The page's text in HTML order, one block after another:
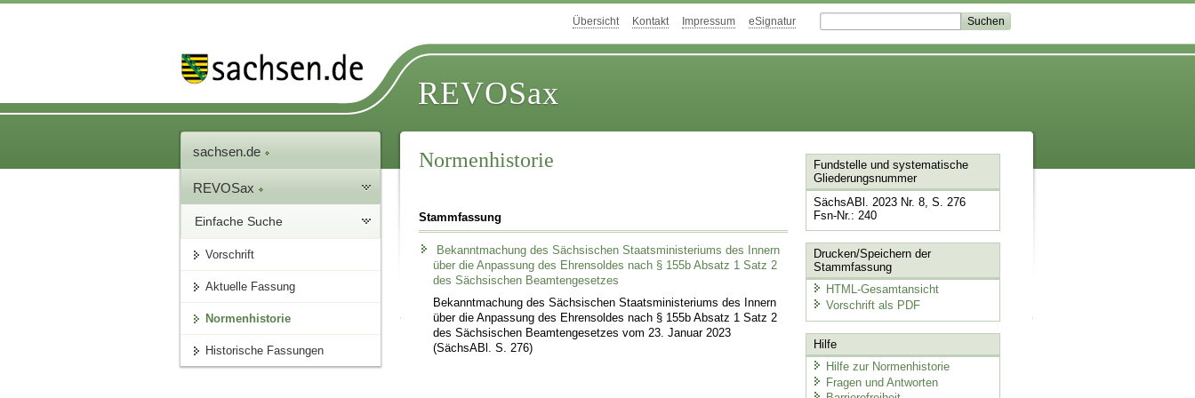
Übersicht Kontakt Impressum eSignatur
REVOSax
sachsen.de
REVOSax
Einfache Suche
Vorschrift
Aktuelle Fassung
Normenhistorie
Historische Fassungen
Normenhistorie
Stammfassung
Bekanntmachung des Sächsischen Staatsministeriums des Innern
über die Anpassung des Ehrensoldes nach § 155b Absatz 1 Satz 2
des Sächsischen Beamtengesetzes
Bekanntmachung des Sächsischen Staatsministeriums des Innern
über die Anpassung des Ehrensoldes nach § 155b Absatz 1 Satz 2
des Sächsischen Beamtengesetzes vom 23. Januar 2023
(SächsABl. S. 276)
Fundstelle und systematische
Gliederungsnummer
SächsABl. 2023 Nr. 8, S. 276
Fsn-Nr.: 240
Drucken/Speichern der
Stammfassung
HTML-Gesamtansicht
Vorschrift als PDF
Hilfe
Hilfe zur Normenhistorie
Fragen und Antworten